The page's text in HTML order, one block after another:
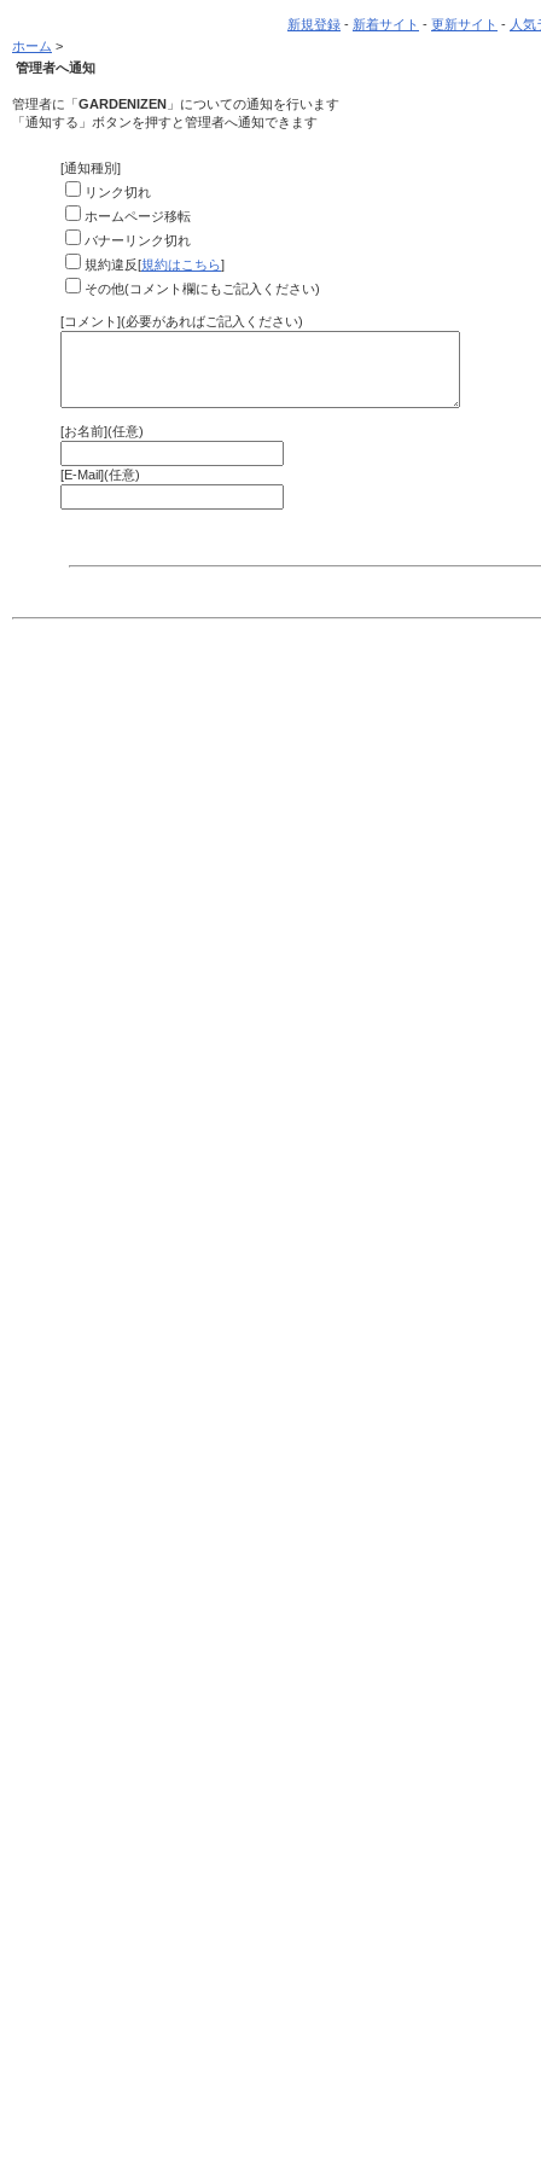
新規登録 - 新着サイト - 更新サイト - 人
ホーム >
管理者へ通知
管理者に「GARDENIZEN 」についての通知を行います
「通知する」ボタンを押すと管理者へ通知できます
[通知種別]
リンク切れ
ホームページ移転
バナーリンク切れ
規約違反[規約はこちら]
その他(コメント欄にもご記入ください)
[コメント](必要があればご記入ください)
[お名前](任意)
[E-Mail](任意)